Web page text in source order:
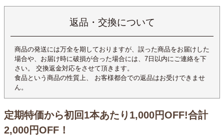
返品・交換について
商品の発送には万全を期しておりますが、誤った商品をお届けした
場合や、お届け時に破損が合った場合には、7日以内にご連絡を下
さい。 交換返金対応をさせて頂きます。
食品という商品の性質上、 お客様都合での返品はお受けできませ
ん。
定期特価から初回1本あたり1,000円OFF!合計
2,000円OFF！